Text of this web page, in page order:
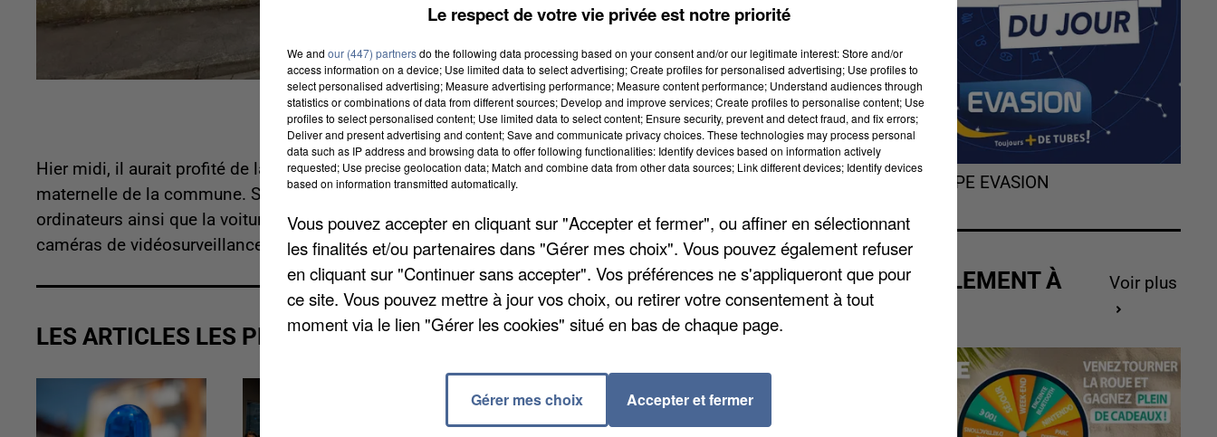
Hier midi, il aurait profité de la pause déjeuner des employés pour se rendre dans les locaux de l'école
maternelle de la commune. SelonLe Courrier PicardIl est entré sans effraction et a dérobé trois
ordinateurs ainsi que la voiture d'un employé. Une plainte a été déposée au commissariat. Grâce aux
caméras de vidéosurveillance, les enquêteurs vont pouvoir retrouver le malfaiteur.
LES ARTICLES LES PLUS VUS
L'HOROSCOPE EVASION
ACTUELLEMENT À
GAGNER
Voir plus
Le respect de votre vie privée est notre priorité
We and our (447) partnersdo the following data processing based on your consent and/or our legitimate interest: Store and/or
access information on a device; Use limited data to select advertising; Create profiles for personalised advertising; Use profiles to
select personalised advertising; Measure advertising performance; Measure content performance; Understand audiences through
statistics or combinations of data from different sources; Develop and improve services; Create profiles to personalise content; Use
profiles to select personalised content; Use limited data to select content; Ensure security, prevent and detect fraud, and fix errors;
Deliver and present advertising and content; Save and communicate privacy choices. These technologies may process personal
data such as IP address and browsing data to offer following functionalities: Identify devices based on information actively
requested; Use precise geolocation data; Match and combine data from other data sources; Link different devices; Identify devices
based on information transmitted automatically.
Vous pouvez accepter en cliquant sur "Accepter et fermer", ou affiner en sélectionnant
les finalités et/ou partenaires dans "Gérer mes choix". Vous pouvez également refuser
en cliquant sur "Continuer sans accepter". Vos préférences ne s'appliqueront que pour
ce site. Vous pouvez mettre à jour vos choix, ou retirer votre consentement à tout
moment via le lien "Gérer les cookies" situé en bas de chaque page.
Gérer mes choix Accepter et fermer